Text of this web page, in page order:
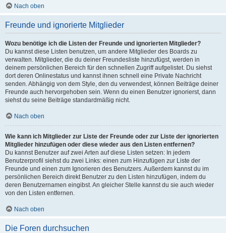
Nach oben
Freunde und ignorierte Mitglieder
Wozu benötige ich die Listen der Freunde und ignorierten Mitglieder?
Du kannst diese Listen benutzen, um andere Mitglieder des Boards zu
verwalten. Mitglieder, die du deiner Freundesliste hinzufügst, werden in
deinem persönlichen Bereich für den schnellen Zugriff aufgelistet. Du siehst
dort deren Onlinestatus und kannst ihnen schnell eine Private Nachricht
senden. Abhängig von dem Style, den du verwendest, können Beiträge deiner
Freunde auch hervorgehoben sein. Wenn du einen Benutzer ignorierst, dann
siehst du seine Beiträge standardmäßig nicht.
Nach oben
Wie kann ich Mitglieder zur Liste der Freunde oder zur Liste der ignorierten
Mitglieder hinzufügen oder diese wieder aus den Listen entfernen?
Du kannst Benutzer auf zwei Arten auf diese Listen setzen: In jedem
Benutzerprofil siehst du zwei Links: einen zum Hinzufügen zur Liste der
Freunde und einen zum Ignorieren des Benutzers. Außerdem kannst du im
persönlichen Bereich direkt Benutzer zu den Listen hinzufügen, indem du
deren Benutzernamen eingibst. An gleicher Stelle kannst du sie auch wieder
von den Listen entfernen.
Nach oben
Die Foren durchsuchen